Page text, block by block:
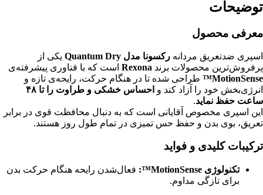
توضیحات
معرفی محصول
اسپری ضدتعریق مردانه رکسونا مدل Quantum Dry
یکی از
پرفروش‌ترین محصولات برند Rexona است که با فناوری پیشرفته‌ی
MotionSense™
طراحی شده تا در هنگام حرکت، رایحه‌ی تازه و
انرژی‌بخش خود را آزاد کند و
احساس خشکی و طراوت را تا ۴۸
ساعت حفظ نماید.
این اسپری مخصوص آقایانی است که به دنبال محافظت قوی در برابر
تعریق، بوی بدن و حفظ حس تمیزی در تمام طول روز هستند.
ترکیبات کلیدی و فواید
تکنولوژی MotionSense™:
فعال‌شدن رایحه هنگام حرکت بدن
برای تازگی مداوم.